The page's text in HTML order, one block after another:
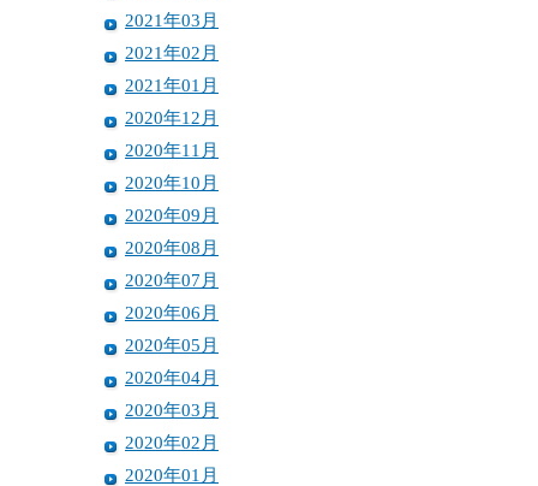
2021年03月
2021年02月
2021年01月
2020年12月
2020年11月
2020年10月
2020年09月
2020年08月
2020年07月
2020年06月
2020年05月
2020年04月
2020年03月
2020年02月
2020年01月